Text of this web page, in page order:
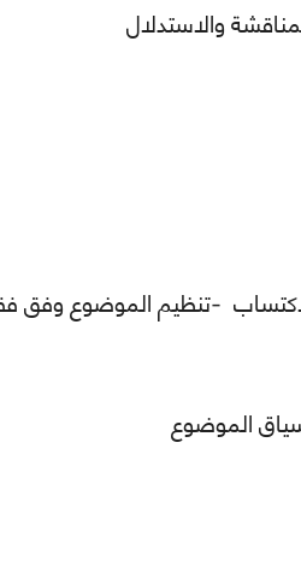
والاستدلال
-تنظيم الموضوع وفق
سياق الموضوع